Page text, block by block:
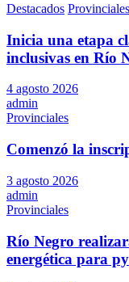
Destacados Provinciales
Inicia una etapa
inclusivas en Río
4 agosto 2026
admin
Provinciales
Comenzó la
3 agosto 2026
admin
Provinciales
Río Negro
energética para